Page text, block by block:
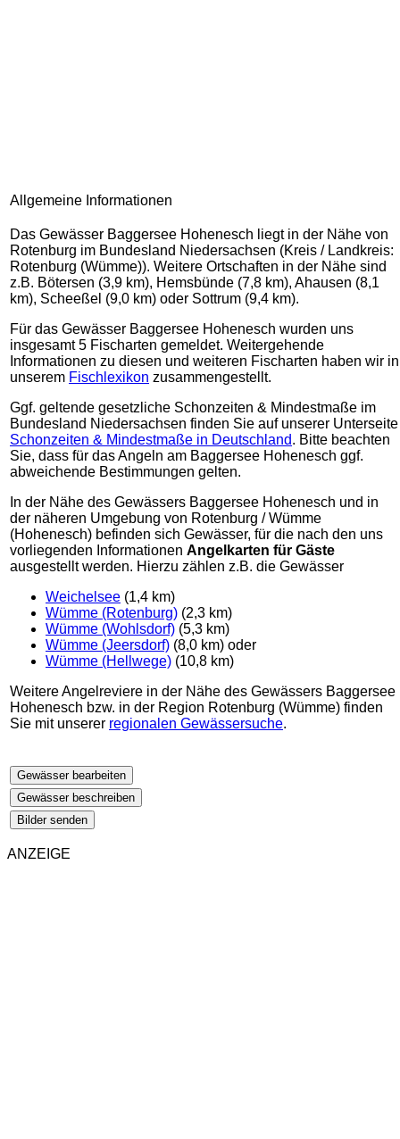
Allgemeine Informationen
Das Gewässer Baggersee Hohenesch liegt in der Nähe von
Rotenburg im Bundesland Niedersachsen (Kreis / Landkreis:
Rotenburg (Wümme)). Weitere Ortschaften in der Nähe sind
z.B. Bötersen (3,9 km), Hemsbünde (7,8 km), Ahausen (8,1
km), Scheeßel (9,0 km) oder Sottrum (9,4 km).
Für das Gewässer Baggersee Hohenesch wurden uns
insgesamt 5 Fischarten gemeldet. Weitergehende
Informationen zu diesen und weiteren Fischarten haben wir in
unserem Fischlexikon zusammengestellt.
Ggf. geltende gesetzliche Schonzeiten & Mindestmaße im
Bundesland Niedersachsen finden Sie auf unserer Unterseite
Schonzeiten & Mindestmaße in Deutschland. Bitte beachten
Sie, dass für das Angeln am Baggersee Hohenesch ggf.
abweichende Bestimmungen gelten.
In der Nähe des Gewässers Baggersee Hohenesch und in
der näheren Umgebung von Rotenburg / Wümme
(Hohenesch) befinden sich Gewässer, für die nach den uns
vorliegenden Informationen Angelkarten für Gäste
ausgestellt werden. Hierzu zählen z.B. die Gewässer
Weichelsee (1,4 km)
Wümme (Rotenburg) (2,3 km)
Wümme (Wohlsdorf) (5,3 km)
Wümme (Jeersdorf) (8,0 km) oder
Wümme (Hellwege) (10,8 km)
Weitere Angelreviere in der Nähe des Gewässers Baggersee
Hohenesch bzw. in der Region Rotenburg (Wümme) finden
Sie mit unserer regionalen Gewässersuche.
Gewässer bearbeiten
Gewässer beschreiben
Bilder senden
ANZEIGE